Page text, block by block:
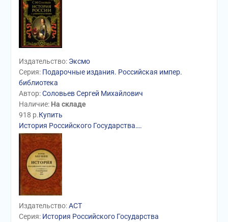
Издательство: Эксмо
Серия: Подарочные издания. Российская импер.
библиотека
Автор:Соловьев Сергей Михайлович
Наличие: На складе
918 р.Купить
История Российского Государства….
Издательство:АСТ
Серия: История Российского Государства